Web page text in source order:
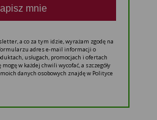
mnie
a co za tym idzie, wyrażam zgodę na
adres e-mail informacji o
usługach, promocjach i ofertach
w każdej chwili wycofać, a szczegóły
danych osobowych znajdę w Polityce